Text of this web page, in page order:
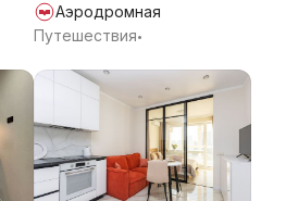
Аэродромная
Путешествия•